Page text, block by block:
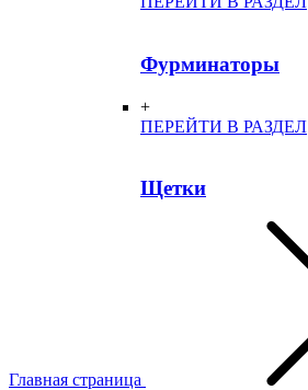
Фурминаторы
+
ПЕРЕЙТИ В РАЗДЕЛ
Щетки
Главная страница